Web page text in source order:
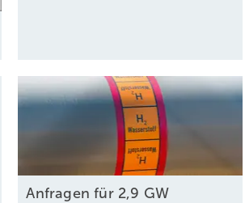
Anfragen für 2,9 GW